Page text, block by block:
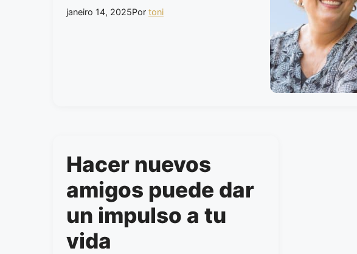
janeiro 14, 2025Por toni
Hacer nuevos
amigos puede dar
un impulso a tu
vida